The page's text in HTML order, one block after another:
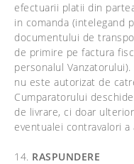
efectuarii platii din
in comanda (intelegand
documentului de
de primire pe factura
personalul
nu este autorizat de
Cumparatorului
de livrare, ci doar
eventualei contravalori a
14. RASPUNDERE